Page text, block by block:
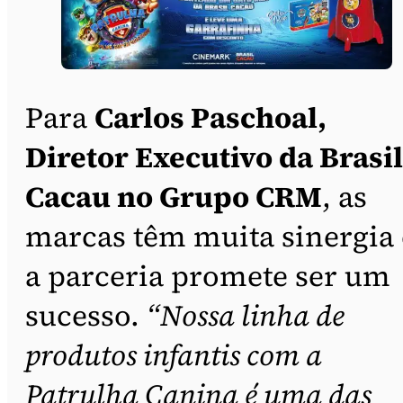
Para Carlos Paschoal,
Diretor Executivo da Brasil
Cacau no Grupo CRM, as
marcas têm muita sinergia
a parceria promete ser um
sucesso. “Nossa linha de
produtos infantis com a